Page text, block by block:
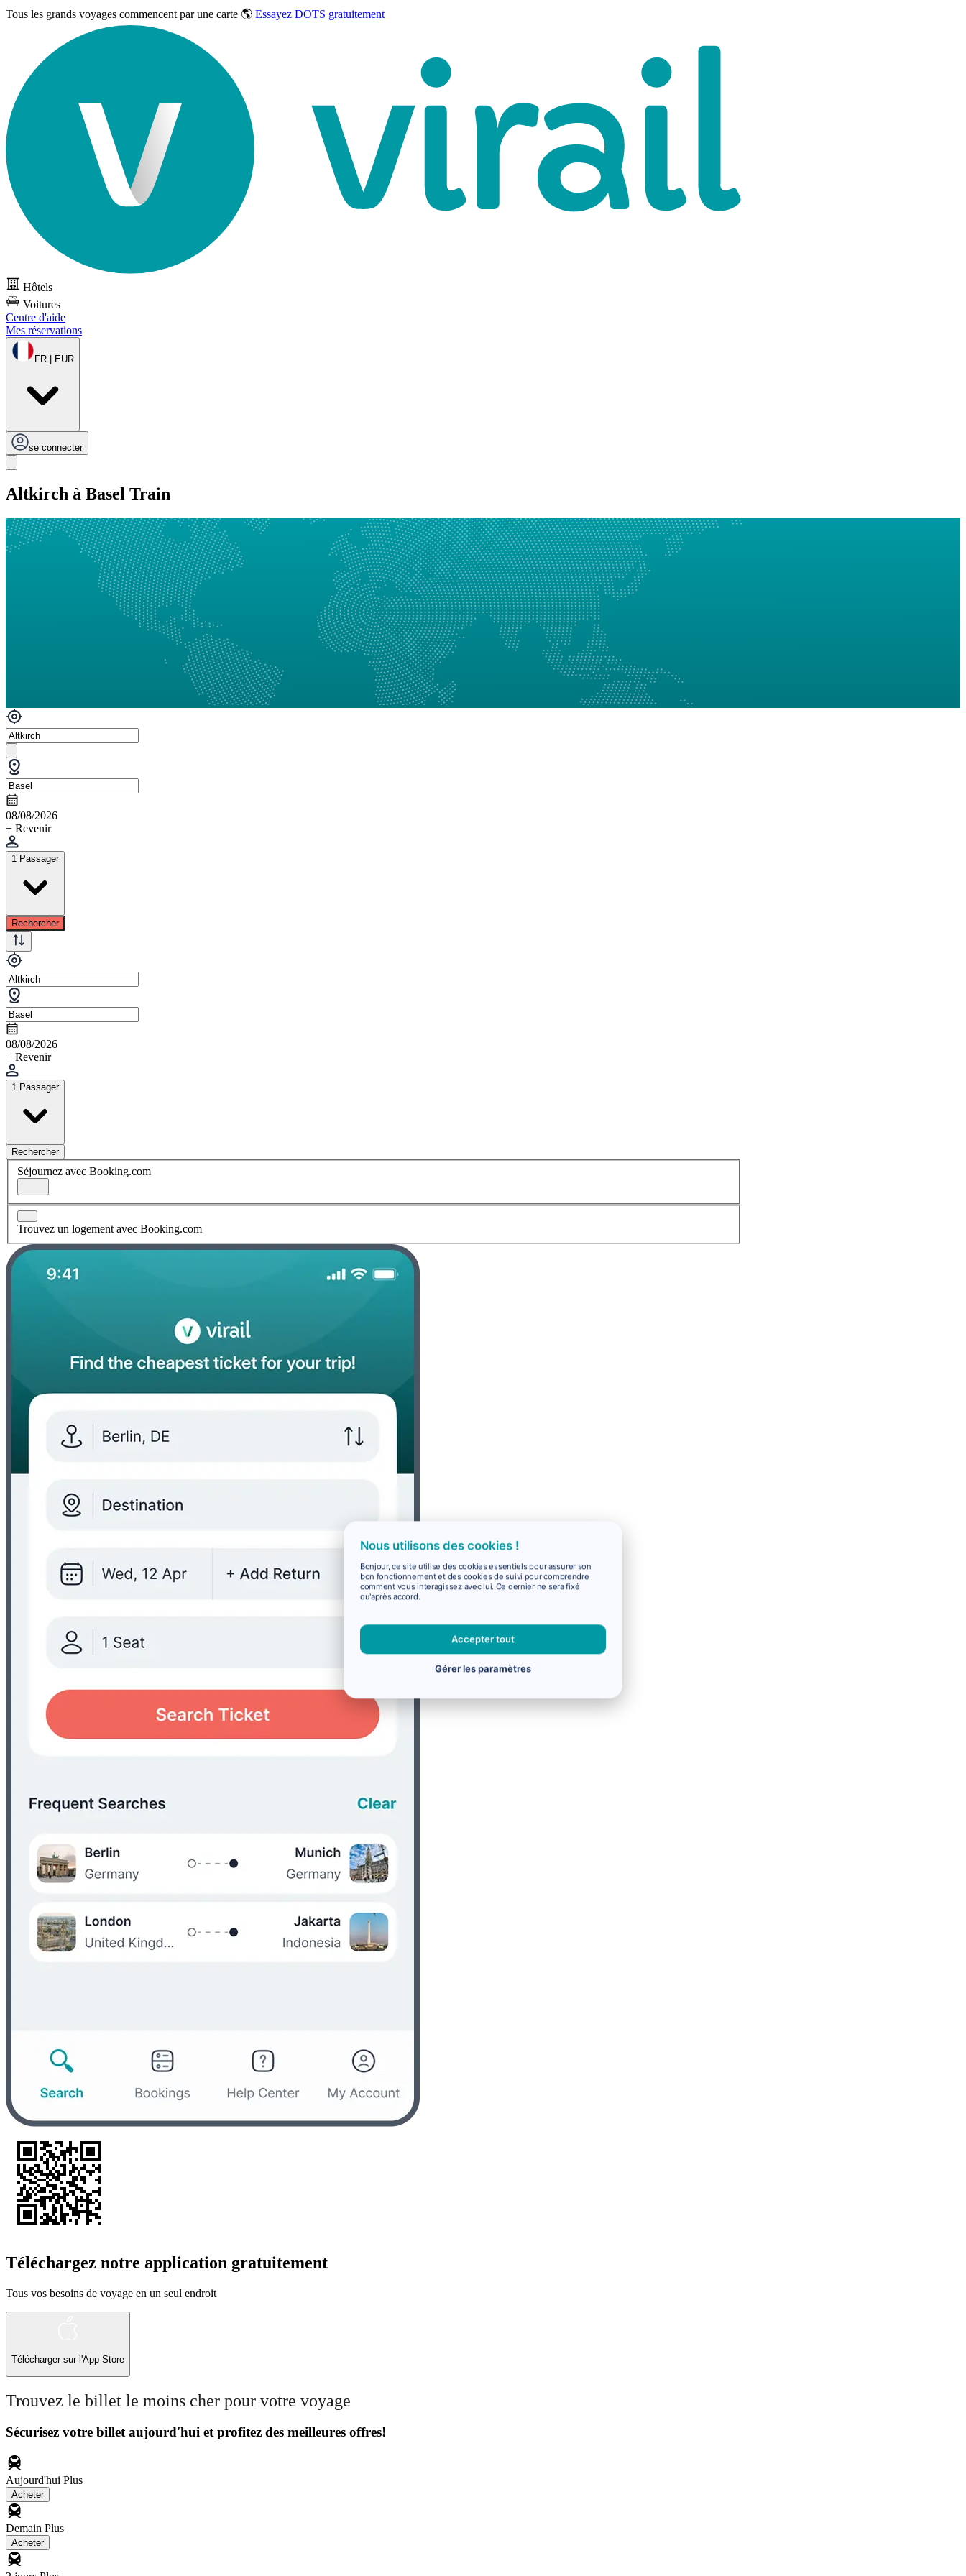
Tous les grands voyages commencent par une carte 🌎 Essayez DOTS gratuitement
Hôtels
Voitures
Centre d'aide
Mes réservations
FR | EUR
se connecter
Altkirch à Basel Train
08/08/2026
+ Revenir
1 Passager
Rechercher
08/08/2026
+ Revenir
1 Passager
Rechercher
Séjournez avec Booking.com
Trouvez un logement avec Booking.com
Téléchargez notre application gratuitement
Tous vos besoins de voyage en un seul endroit
Télécharger sur l'App Store
Trouvez le billet le moins cher pour votre voyage
Sécurisez votre billet aujourd'hui et profitez des meilleures offres!
Aujourd'hui Plus
Acheter
Demain Plus
Acheter
Nous utilisons des cookies !
Bonjour, ce site utilise des cookies essentiels pour assurer son
bon fonctionnement et des cookies de suivi pour comprendre
comment vous interagissez avec lui. Ce dernier ne sera fixé
qu'après accord.
Accepter tout
Gérer les paramètres